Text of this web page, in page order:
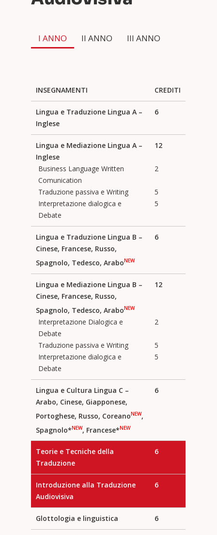
I ANNO II ANNO III ANNO
INSEGNAMENTI CREDITI
Lingua e Traduzione Lingua A –
Inglese
6
Lingua e Mediazione Lingua A –
Inglese
12
Business Language Written
Comunication
2
Traduzione passiva e Writing
5
Interpretazione dialogica e
Debate
5
Lingua e Traduzione Lingua B –
Cinese, Francese, Russo,
Spagnolo, Tedesco, AraboNEW
6
Lingua e Mediazione Lingua B –
Cinese, Francese, Russo,
Spagnolo, Tedesco, AraboNEW
12
Interpretazione Dialogica e
Debate
2
Traduzione passiva e Writing
5
Interpretazione dialogica e
Debate
5
Lingua e Cultura Lingua C –
Arabo, Cinese, Giapponese,
Portoghese, Russo, CoreanoNEW,
Spagnolo*NEW, Francese*NEW
6
Teorie e Tecniche della
Traduzione
6
Introduzione alla Traduzione
Audiovisiva
6
Glottologia e linguistica 6